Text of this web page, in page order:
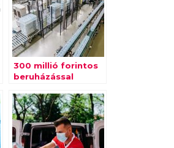
300 millió forintos
beruházással
ásványvízgyártó
kapacitását a
Coca-Cola HBC
Magyarország
Zalaszentgróton